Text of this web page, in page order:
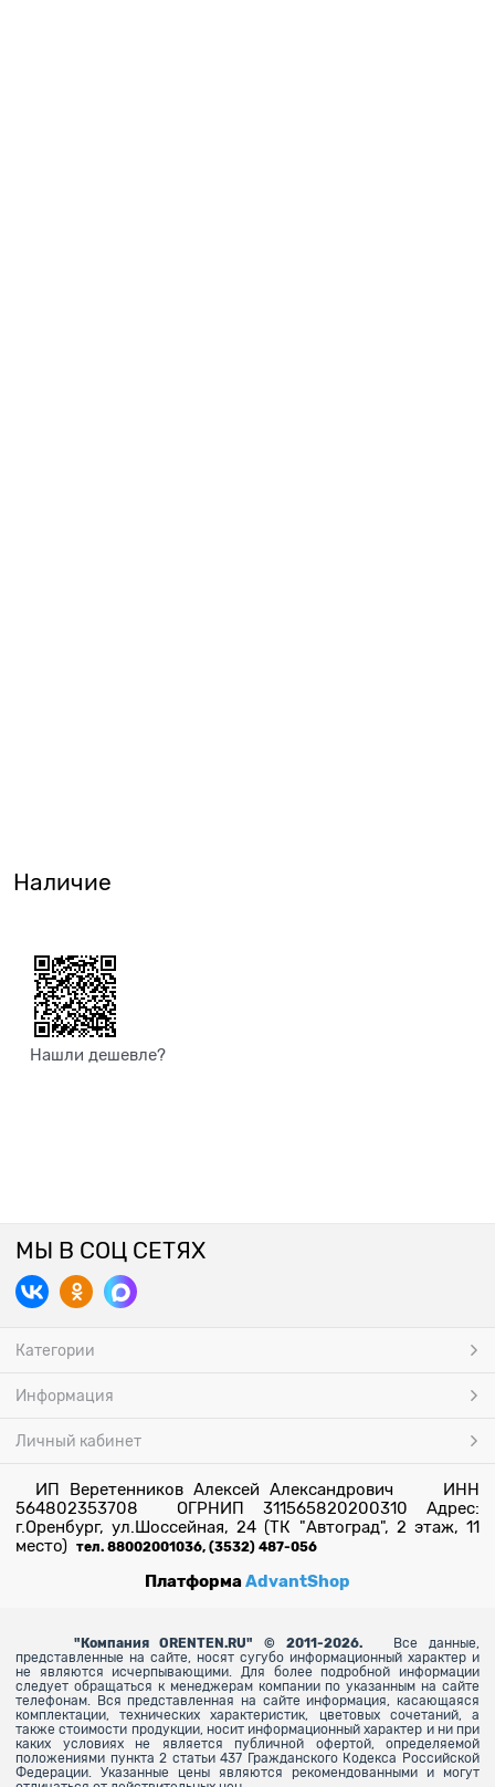
Наличие
Нашли дешевле?
МЫ В СОЦ СЕТЯХ
Категории
Информация
Личный кабинет
ИП Веретенников Алексей Александрович ИНН
564802353708 ОГРНИП 311565820200310 Адрес:
г.Оренбург, ул.Шоссейная, 24 (ТК "Автоград", 2 этаж, 11
место) тел. 88002001036, (3532) 487-056
ПлатформаAdvantShop
" Компания ORENTEN.RU" © 2011-2026.
Все данные,
представленные на сайте, носят сугубо информационный характер и
не являются исчерпывающими. Для более подробной информации
следует обращаться к менеджерам компании по указанным на сайте
телефонам. Вся представленная на сайте информация, касающаяся
комплектации, технических характеристик, цветовых сочетаний, а
также стоимости продукции, носит информационный характер и ни при
каких условиях не является публичной офертой, определяемой
положениями пункта 2 статьи 437 Гражданского Кодекса Российской
Федерации. Указанные цены являются рекомендованными и могут